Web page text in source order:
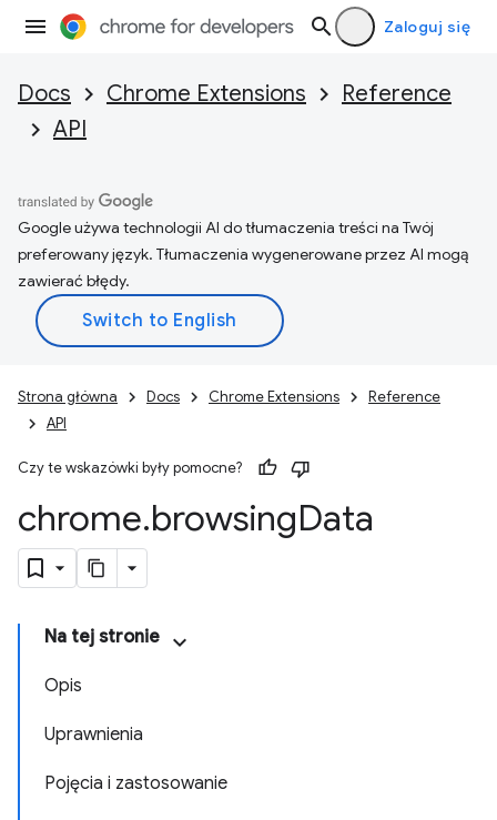
Zaloguj się
Docs Chrome Extensions
Reference
API
Google używa technologii AI do tłumaczenia treści na Twój
preferowany język. Tłumaczenia wygenerowane przez AI mogą
zawierać błędy.
Strona główna Docs Chrome Extensions
Reference
API
Czy te wskazówki były pomocne?
chrome.browsingData
Na tej stronie
Opis
Uprawnienia
Pojęcia i zastosowanie